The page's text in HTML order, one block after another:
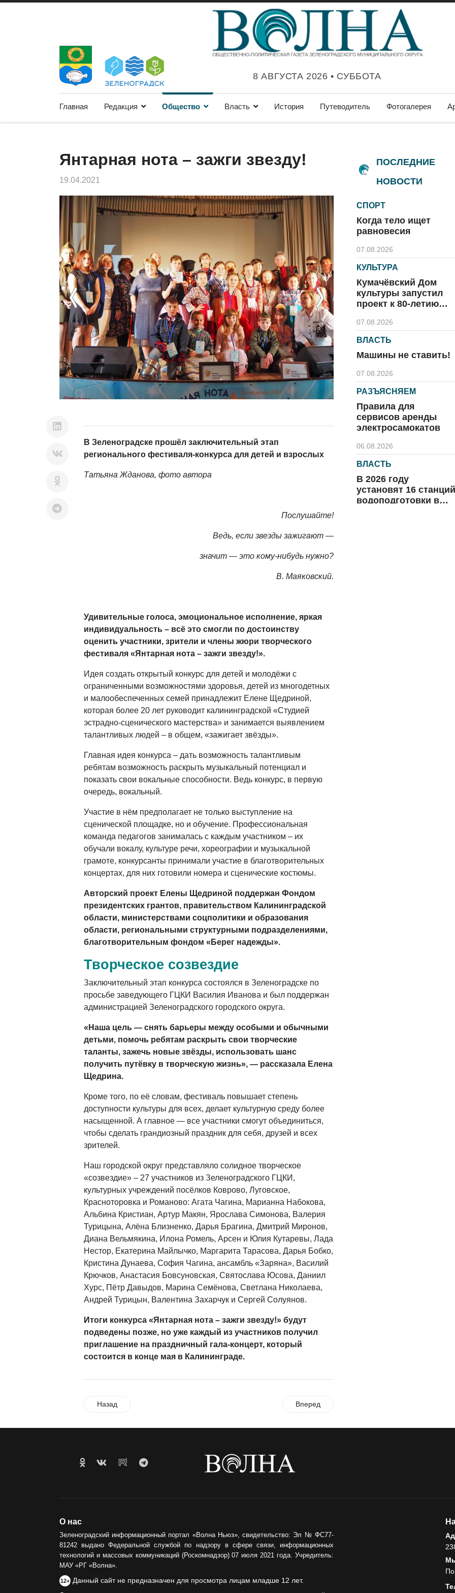
8 АВГУСТА 2026 • СУББОТА
Главная Редакция Общество Власть История Путеводитель Фотогалерея
Янтарная нота – зажги звезду!
19.04.2021
Previous Next
В Зеленоградске прошёл заключительный этап
регионального фестиваля-конкурса для детей и взрослых
Татьяна Жданова, фото автора
Послушайте!
Ведь, если звезды зажигают —
значит — это кому-нибудь нужно?
В. Маяковский.
Удивительные голоса, эмоциональное исполнение, яркая
индивидуальность – всё это смогли по достоинству
оценить участники, зрители и члены жюри творческого
фестиваля «Янтарная нота – зажги звезду!».
Идея создать открытый конкурс для детей и молодёжи с
ограниченными возможностями здоровья, детей из многодетных
и малообеспеченных семей принадлежит Елене Щедриной,
которая более 20 лет руководит калининградской «Студией
эстрадно-сценического мастерства» и занимается выявлением
талантливых людей – в общем, «зажигает звёзды».
Главная идея конкурса – дать возможность талантливым
ребятам возможность раскрыть музыкальный потенциал и
показать свои вокальные способности. Ведь конкурс, в первую
очередь, вокальный.
Участие в нём предполагает не только выступление на
сценической площадке, но и обучение. Профессиональная
команда педагогов занималась с каждым участником – их
обучали вокалу, культуре речи, хореографии и музыкальной
грамоте, конкурсанты принимали участие в благотворительных
концертах, для них готовили номера и сценические костюмы.
Авторский проект Елены Щедриной поддержан Фондом
президентских грантов, правительством Калининградской
области, министерствами соцполитики и образования
области, региональными структурными подразделениями,
благотворительным фондом «Берег надежды».
Творческое созвездие
Заключительный этап конкурса состоялся в Зеленоградске по
просьбе заведующего ГЦКИ Василия Иванова и был поддержан
администрацией Зеленоградского городского округа.
«Наша цель — снять барьеры между особыми и обычными
детьми, помочь ребятам раскрыть свои творческие
таланты, зажечь новые звёзды, использовать шанс
получить путёвку в творческую жизнь», — рассказала Елена
Щедрина.
Кроме того, по её словам, фестиваль повышает степень
доступности культуры для всех, делает культурную среду более
насыщенной. А главное — все участники смогут объединиться,
чтобы сделать грандиозный праздник для себя, друзей и всех
зрителей.
Наш городской округ представляло солидное творческое
«созвездие» – 27 участников из Зеленоградского ГЦКИ,
культурных учреждений посёлков Коврово, Луговское,
Красноторовка и Романово: Агата Чагина, Марианна Набокова,
Альбина Кристиан, Артур Макян, Ярослава Симонова, Валерия
Турицына, Алёна Близненко, Дарья Брагина, Дмитрий Миронов,
Диана Вельмякина, Илона Ромель, Арсен и Юлия Кутаревы, Лада
Нестор, Екатерина Майлычко, Маргарита Тарасова, Дарья Бобко,
Кристина Дунаева, София Чагина, ансамбль «Заряна», Василий
Крючков, Анастасия Бовсуновская, Святослава Юсова, Даниил
Хурс, Пётр Давыдов, Марина Семёнова, Светлана Николаева,
Андрей Турицын, Валентина Захарчук и Сергей Солуянов.
Итоги конкурса «Янтарная нота – зажги звезду!» будут
подведены позже, но уже каждый из участников получил
приглашение на праздничный гала-концерт, который
состоится в конце мая в Калининграде.
Назад Вперед
ПОСЛЕДНИЕ
НОВОСТИ
СПОРТ
Когда тело ищет
равновесия
07.08.2026
КУЛЬТУРА
Кумачёвский Дом
культуры запустил
проект к 80-летию
07.08.2026
ВЛАСТЬ
Машины не ставить!
07.08.2026
РАЗЪЯСНЯЕМ
Правила для
сервисов аренды
электросамокатов
06.08.2026
ВЛАСТЬ
В 2026 году
установят 16 станций
водоподготовки в
О нас
Зеленоградский информационный портал «Волна Ньюз», свидетельство: Эл № ФС77-
81242 выдано Федеральной службой по надзору в сфере связи, информационных
технологий и массовых коммуникаций (Роскомнадзор) 07 июля 2021 года. Учредитель:
МАУ «РГ «Волна».
12+ Данный сайт не предназначен для просмотра лицам младше 12 лет.